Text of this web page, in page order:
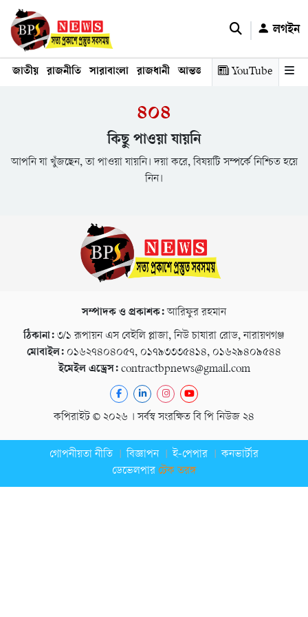
লগইন
জাতীয় রাজনীতি সারাবাংলা রাজধানী আন্তর্জাতিক অর্থনীতি তথ্য
YouTube
৪০৪
কিছু পাওয়া যায়নি
আপনি যা খুঁজছেন, তা পাওয়া যায়নি। দয়া করে, বিষয়টি সম্পর্কে নিশ্চিত হয়ে
নিন।
সম্পাদক ও প্রকাশক:আরিফুর রহমান
ঠিকানা: ৩/১ রূপায়ন এস বেইলি প্লাজা, নিউ চাষারা রোড, নারায়ণগঞ্জ
মোবাইল: ০১৬২৭৪০৪০৫৭, ০১৭৯৩৩৩৫৪১৪, ০১৬২৯৪০৯৫৪৪
ইমেইল এড্রেস:contractbpnews@gmail.com
কপিরাইট © ২০২৬ । সর্বস্ব সংরক্ষিত বি পি নিউজ ২৪
গোপনীয়তা নীতি বিজ্ঞাপন ই-পেপার
কনভার্টার
ডেভেলপার টেক তরঙ্গ